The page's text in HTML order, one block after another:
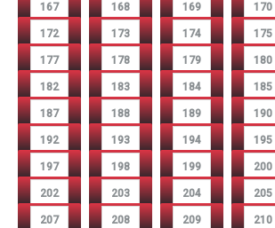
167 168 169 170
172 173 174 175
177 178 179 180
182 183 184 185
187 188 189 190
192 193 194 195
197 198 199 200
202 203 204 205
207 208 209 210